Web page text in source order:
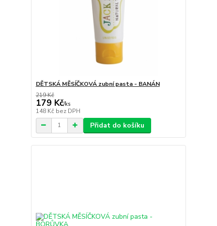
DĚTSKÁ MĚSÍČKOVÁ zubní pasta - BANÁN
219 Kč
179 Kč/ks
148 Kč bez DPH
Přidat do košíku